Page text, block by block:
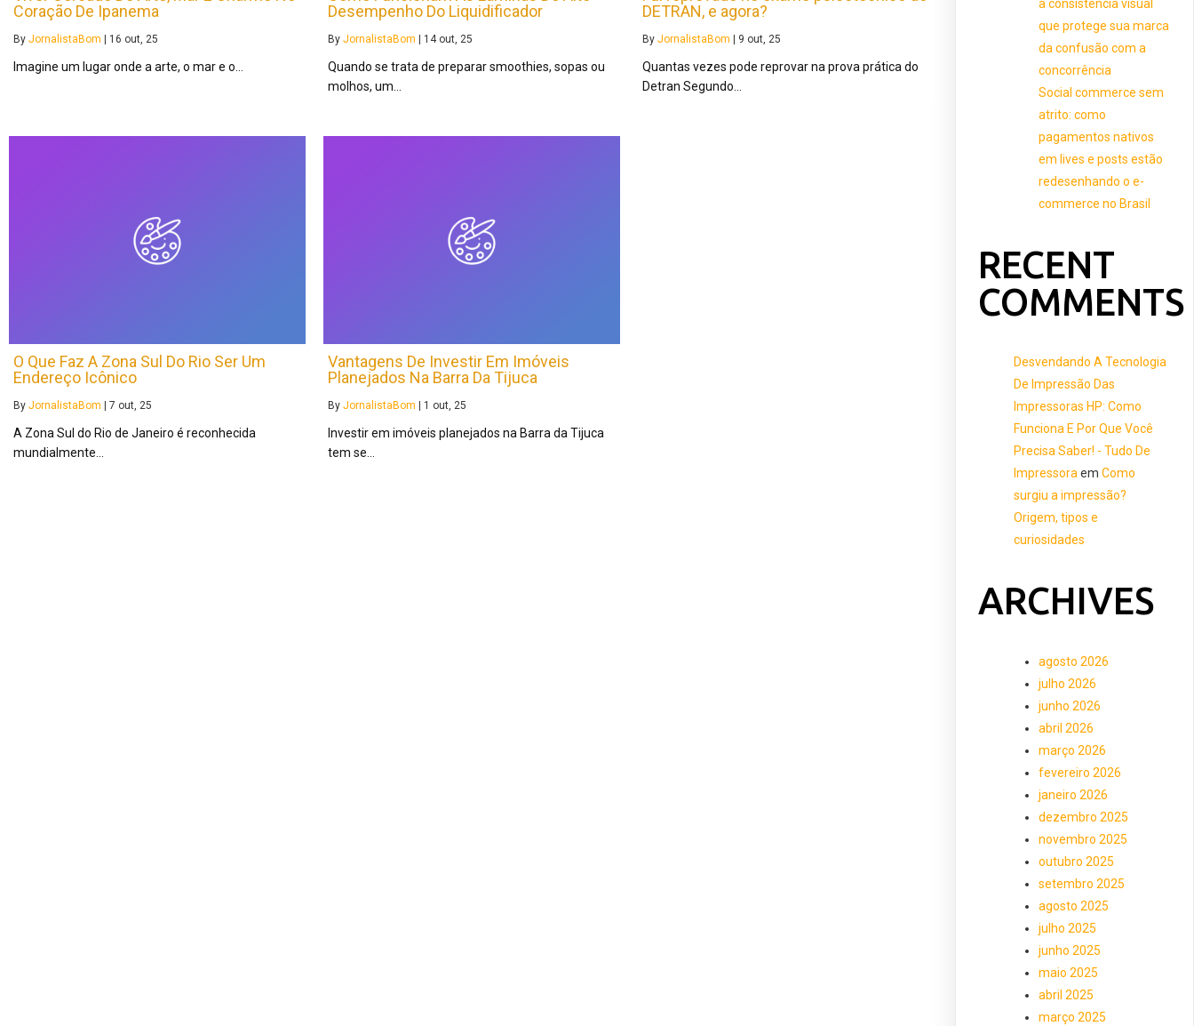
Coração De Ipanema
By JornalistaBom 16 out, 25
Imagine um lugar onde a arte, o mar e o…
Desempenho Do Liquidificador
By JornalistaBom 14 out, 25
Quando se trata de preparar smoothies, sopas ou
molhos, um…
DETRAN, e agora?
By JornalistaBom 9 out, 25
Quantas vezes pode reprovar na prova prática do
Detran Segundo…
O Que Faz A Zona Sul Do Rio Ser Um
Endereço Icônico
By JornalistaBom 7 out, 25
A Zona Sul do Rio de Janeiro é reconhecida
mundialmente…
Vantagens De Investir Em Imóveis
Planejados Na Barra Da Tijuca
By JornalistaBom 1 out, 25
Investir em imóveis planejados na Barra da Tijuca
tem se…
a consistência visual
que protege sua marca
da confusão com a
concorrência
Social commerce sem
atrito: como
pagamentos nativos
em lives e posts estão
redesenhando o e-
commerce no Brasil
RECENT
COMMENTS
Desvendando A Tecnologia
De Impressão Das
Impressoras HP: Como
Funciona E Por Que Você
Precisa Saber! - Tudo De
ImpressoraemComo
surgiu a impressão?
Origem, tipos e
curiosidades
ARCHIVES
agosto 2026
julho 2026
junho 2026
abril 2026
março 2026
fevereiro 2026
janeiro 2026
dezembro 2025
novembro 2025
outubro 2025
setembro 2025
agosto 2025
julho 2025
junho 2025
maio 2025
abril 2025
março 2025